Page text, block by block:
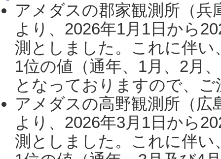
アメダスの郡家観測所（
より、2026年1月1日から
測としました。これに伴い
1位の値（通年、1月、2月
となっておりますので、
アメダスの高野観測所（
より、2026年3月1日から
測としました。これに伴い